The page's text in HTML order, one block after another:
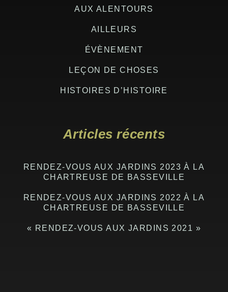
AUX ALENTOURS
AILLEURS
ÉVÈNEMENT
LEÇON DE CHOSES
HISTOIRES D’HISTOIRE
Articles récents
RENDEZ-VOUS AUX JARDINS 2023 À LA
CHARTREUSE DE BASSEVILLE
RENDEZ-VOUS AUX JARDINS 2022 À LA
CHARTREUSE DE BASSEVILLE
« RENDEZ-VOUS AUX JARDINS 2021 »